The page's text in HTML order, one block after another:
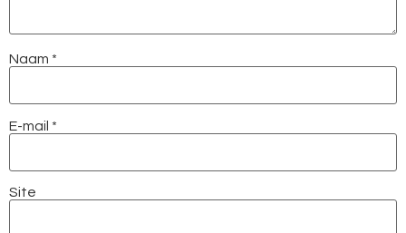
Naam *
E-mail *
Site